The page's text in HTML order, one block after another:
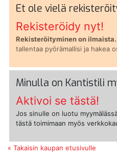
Et ole vielä
Rekisteröidy nyt!
Rekisteröityminen on ilmaista.
tallentaa pyörämallisi ja hakea
Minulla on Kantistili
Aktivoi se tästä!
Jos sinulle on luotu
tästä toimimaan myös
« Takaisin kaupan etusivulle